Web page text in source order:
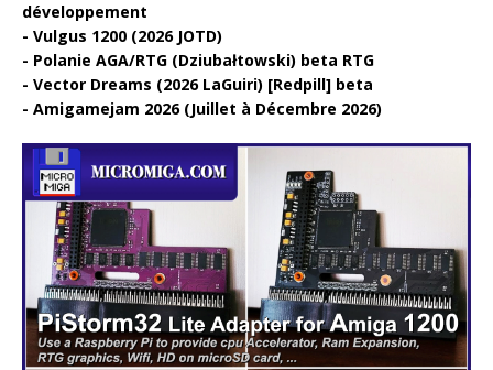
développement
Vulgus 1200 (2026 JOTD)
Polanie AGA/RTG (Dziubałtowski) beta RTG
Vector Dreams (2026 LaGuiri) [Redpill] beta
Amigamejam 2026 (Juillet à Décembre 2026)